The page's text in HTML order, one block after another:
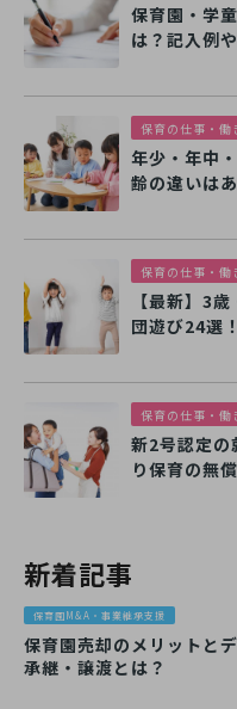
保育園・学
は？記入例
保育の仕事・働
年少・年中
齢の違いは
保育の仕事・働
【最新】3
団遊び24選
保育の仕事・働
新2号認定の
り保育の無
新着記事
保育園M&A・事業継承支援
保育園売却のメリットと
承継・譲渡とは？